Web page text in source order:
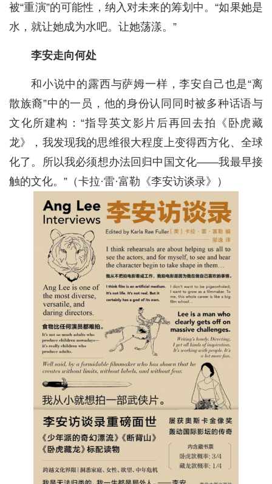
被“重演”的可能性，纳入对未来的筹划中。“如果她是
水，就让她成为水吧。让她荡漾。”
李安走向何处
和小说中的露西与萨姆一样，李安自己也是“离
散族裔”中的一员，他的身份认同同时被多种话语与
文化所建构：“指导英文影片后再回去拍《卧虎藏
龙》，我发现我的思维很大程度上变得西方化、全球
化了。所以我必须想办法回归中国文化——我最早接
触的文化。”（卡拉·雷·富勒《李安访谈录》）